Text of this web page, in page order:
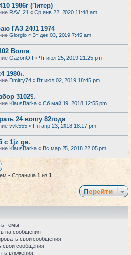
1986г (Питер)
RAV_21 « Ср янв 22, 2020 11:48 am
ГАЗ 2401 1974
Giorgio « Вт дек 03, 2019 7:45 am
Волга
GazonOff « Чт июл 25, 2019 21:25 pm
1980г.
Dmitry74 « Вт июл 02, 2019 18:45 pm
31029.
KlausBarka « Сб май 19, 2018 12:55 pm
24 волгу 82года
vvk555 « Пн апр 23, 2018 18:17 pm
с 1jz ge.
KlausBarka « Вс мар 25, 2018 22:05 pm
• Страница 1из 1
Перейти
темы
на сообщения
свои сообщения
свои сообщения
вложения